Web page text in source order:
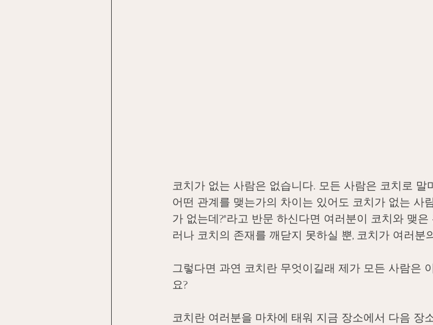
코치가 없는 사람은 없습니다. 모든 사람은 코치로
어떤 관계를 맺는가의 차이는 있어도 코치가 없는 사
가 없는데?"라고 반문 하신다면 여러분이 코치와 맺
러나 코치의 존재를 깨닫지 못하실 뿐, 코치가 여러분
그렇다면 과연 코치란 무엇이길래 제가 모든 사람은
요?
코치란 여러분을 마차에 태워 지금 장소에서 다음 장